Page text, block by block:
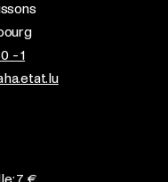
- 1
7 €